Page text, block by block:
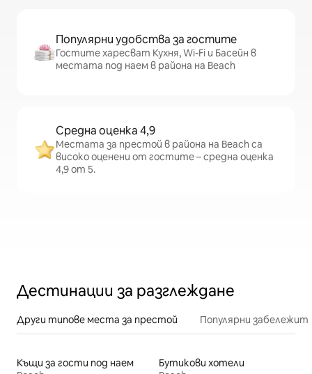
Популярни удобства за гостите
Гостите харесват Кухня, Wi-Fi и Басейн в
местата под наем в района на Beach
Средна оценка 4,9
Местата за престой в района на Beach са
високо оценени от гостите – средна оценка
4,9 от 5.
Дестинации за разглеждане
Други типове места за престой Популярни
Къщи за гости под наем
Бутикови хотели